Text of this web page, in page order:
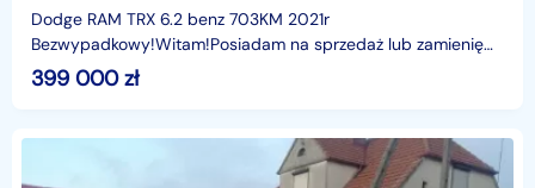
Dodge RAM TRX 6.2 benz 703KM 2021r
Bezwypadkowy!Witam!Posiadam na sprzedaż lub zamienię
pięknego RAM'a 1500 TRX. Największa kabina (CREW
CAB).Pojazd sprowadzony
399 000zł